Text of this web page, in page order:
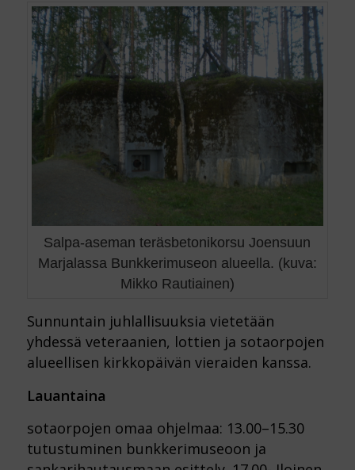
Salpa-aseman teräsbetonikorsu Joensuun
Marjalassa Bunkkerimuseon alueella. (kuva:
Mikko Rautiainen)
Sunnuntain juhlallisuuksia vietetään
yhdessä veteraanien, lottien ja sotaorpojen
alueellisen kirkkopäivän vieraiden kanssa.
Lauantaina
sotaorpojen omaa ohjelmaa: 13.00–15.30
tutustuminen bunkkerimuseoon ja